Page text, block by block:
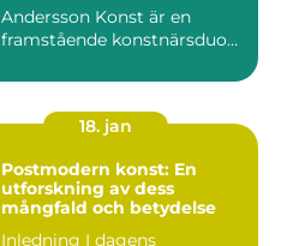
Andersson Konst är en
framstående konstnärsduo
18. jan
Postmodern konst: En
utforskning av dess
mångfald och betydelse
Inledning I dagens